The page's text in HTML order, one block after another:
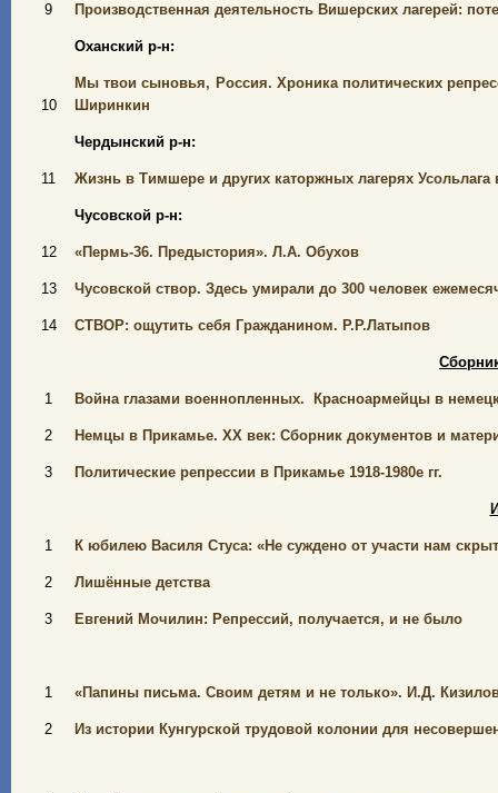
9 Производственная деятельность Вишерских лагерей:
10
Оханский р-н:
Мы твои сыновья, Россия. Хроника политических
Ширинкин
11
Чердынский р-н:
Жизнь в Тимшере и других каторжных лагерях
12
Чусовской р-н:
«Пермь-36. Предыстория». Л.А. Обухов
13 Чусовской створ. Здесь умирали до 300 человек
14 СТВОР: ощутить себя Гражданином. Р.Р.Латыпов
1 Война глазами военнопленных. Красноармейцы в
2 Немцы в Прикамье. ХХ век: Сборник документов и
3 Политические репрессии в Прикамье 1918-1980е гг.
1 К юбилею Василя Стуса: «Не суждено от участи нам
2 Лишённые детства
3 Евгений Мочилин: Репрессий, получается, и не было
1 «Папины письма. Своим детям и не только». И.Д.
2 Из истории Кунгурской трудовой колонии для